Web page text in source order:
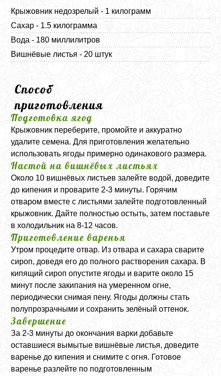
Крыжовник недозрелый - 1 килограмм
Сахар - 1.5 килограмма
Вода - 180 миллилитров
Вишнёвые листья - 20 штук
Способ
приготовления
Подготовка ягод
Крыжовник переберите, промойте и аккуратно
удалите семена. Для приготовления желательно
использовать ягоды примерно одинакового размера.
Настой на вишнёвых листьях
Около 10 вишнёвых листьев залейте водой, доведите
до кипения и проварите 2-3 минуты. Горячим
отваром вместе с листьями залейте подготовленный
крыжовник. Дайте полностью остыть, затем поставьте
в холодильник на 8-12 часов.
Приготовление варенья
Утром процедите отвар. Из отвара и сахара сварите
сироп, доведя его до полного растворения сахара. В
кипящий сироп опустите ягоды и варите около 15
минут после закипания на умеренном огне,
периодически снимая пену. Ягоды должны стать
полупрозрачными и сохранить зелёный оттенок.
Завершение
За 2-3 минуты до окончания варки добавьте
оставшиеся вымытые вишнёвые листья, доведите
варенье до кипения и снимите с огня. Готовое
варенье разлейте по подготовленным